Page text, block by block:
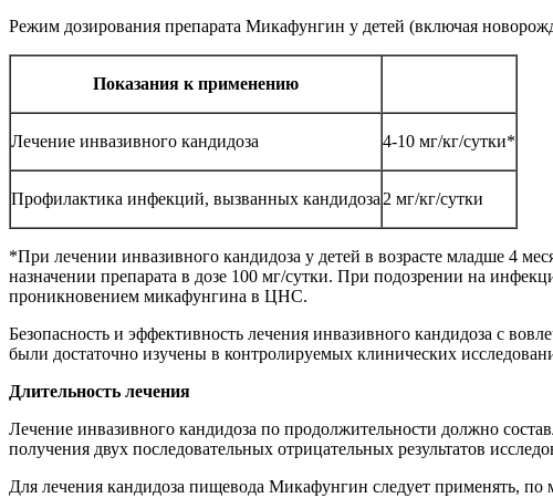
Режим дозирования препарата Микафунгин у детей (включая
Показания к применению
Лечение инвазивного кандидоза 4-10 мг/кг/сутки*
Профилактика инфекций, вызванных кандидоза 2 мг/кг/сутки
*При лечении инвазивного кандидоза у детей в возрасте младше 4
назначении препарата в дозе 100 мг/сутки. При подозрении на
проникновением микафунгина в ЦНС.
Безопасность и эффективность лечения инвазивного кандидоза с
были достаточно изучены в контролируемых клинических
Длительность лечения
Лечение инвазивного кандидоза по продолжительности должно
получения двух последовательных отрицательных результатов
Для лечения кандидоза пищевода Микафунгин следует применять,